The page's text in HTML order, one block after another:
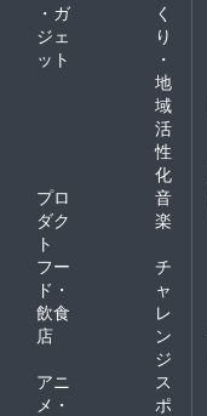
・ガ
ジェ
ット
く
り
・
地
域
活
性
化
プロ
ダク
ト
音
楽
フー
ド・
飲食
店
チ
ャ
レ
ン
ジ
アニ
メ・
ス
ポ